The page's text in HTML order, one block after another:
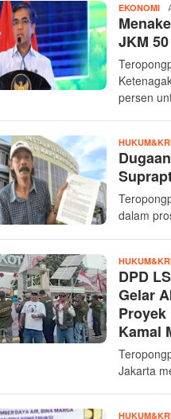
EKONOMI
JKM
persen
dalam
DPD
Gelar
Kamal
Jakarta